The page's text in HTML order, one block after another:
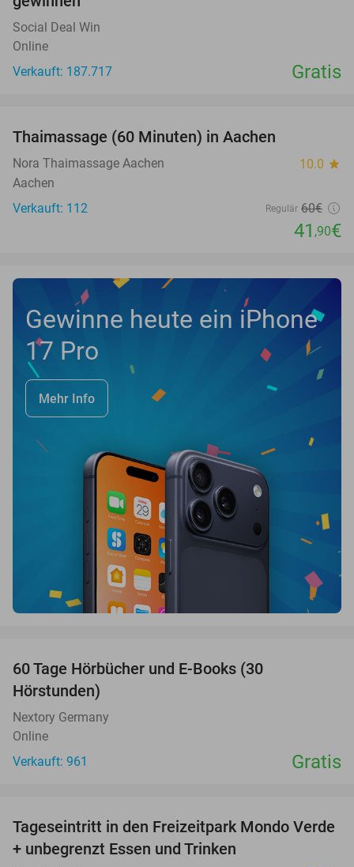
Social Deal Win
Online
Verkauft: 187.717
Gratis
Thaimassage (60 Minuten) in Aachen
Nora Thaimassage Aachen 10.0 star
Aachen
Verkauft: 112
Regulär 60€
41 ,90€
Gewinne heute ein iPhone
17 Pro
Mehr Info
60 Tage Hörbücher und E-Books (30
Hörstunden)
Nextory Germany
Online
Verkauft: 961
Gratis
25%
Tageseintritt in den Freizeitpark Mondo Verde
+ unbegrenzt Essen und Trinken